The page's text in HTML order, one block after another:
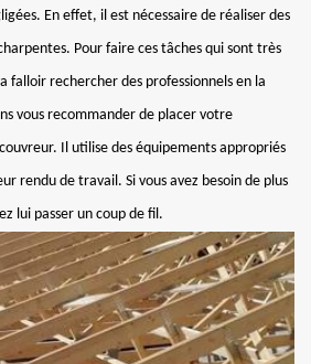
En effet, il est nécessaire de réaliser des
Pour faire ces tâches qui sont très
falloir rechercher des professionnels en la
vous recommander de placer votre
Il utilise des équipements appropriés
rendu de travail. Si vous avez besoin de plus
lui passer un coup de fil.